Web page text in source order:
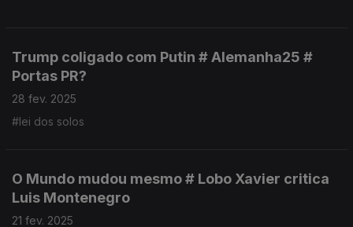
Trump coligado com Putin # Alemanha25 #
Portas PR?
28 fev. 2025
#lei dos solos
O Mundo mudou mesmo # Lobo Xavier critica
Luis Montenegro
21 fev. 2025